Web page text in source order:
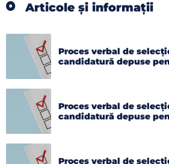
Articole și informații
Proces verbal de
candidatură depuse
Proces verbal de
candidatură depuse
Proces verbal de